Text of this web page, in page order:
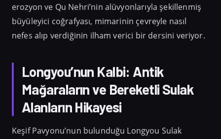
erozyon ve Qu Nehri’nin alüvyonlarıyla şekillenmiş
büyüleyici coğrafyası, mimarinin çevreyle nasıl
nefes alıp verdiğinin ilham verici bir dersini veriyor.
Longyou’nun Kalbi: Antik
Mağaraların ve Bereketli Sulak
Alanların Hikayesi
Keşif Pavyonu’nun bulunduğu Longyou Sulak